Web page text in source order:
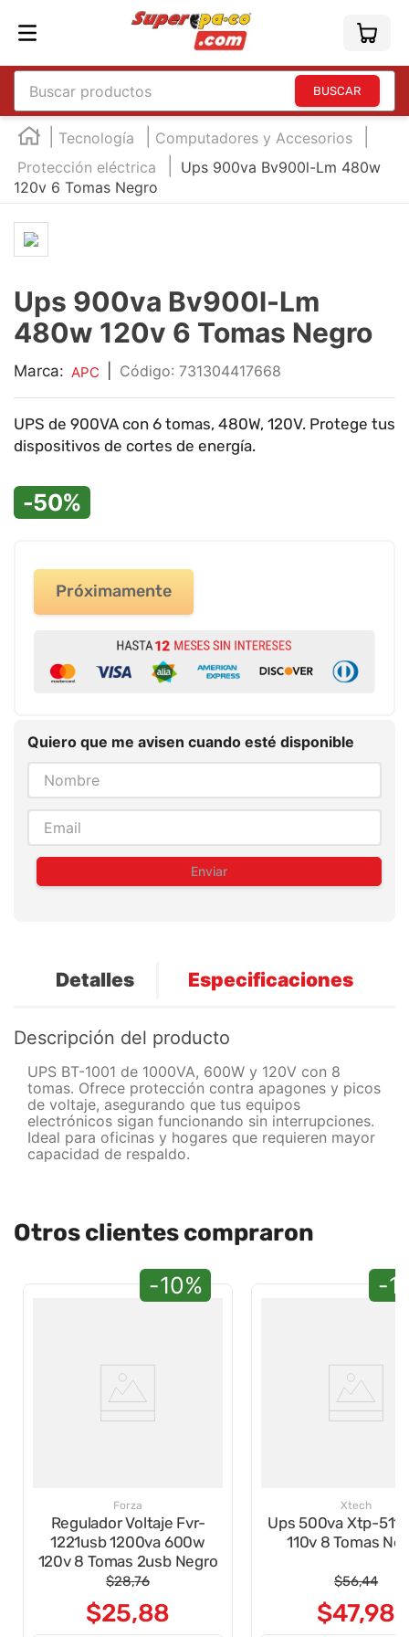
Buscar productos
Tecnología
Computadores y Accesorios
Protección eléctrica
Ups 900va Bv900l-Lm 480w
120v 6 Tomas Negro
Ups 900va Bv900l-Lm
480w 120v 6 Tomas Negro
Marca: APC : 731304417668
UPS de 900VA con 6 tomas, 480W, 120V. Protege tus
dispositivos de cortes de energía.
-50%
Próximamente
Quiero que me avisen cuando esté disponible
Enviar
Detalles Especificaciones
Descripción del producto
UPS BT-1001 de 1000VA, 600W y 120V con 8
tomas. Ofrece protección contra apagones y picos
de voltaje, asegurando que tus equipos
electrónicos sigan funcionando sin interrupciones.
Ideal para oficinas y hogares que requieren mayor
capacidad de respaldo.
Otros clientes compraron
-10%
Forza
Regulador Voltaje Fvr-
1221usb 1200va 600w
120v 8 Tomas 2usb Negro
$28,76
$25,88
-
Xtech
Ups 500va Xtp-511
110v 8 Tomas
$56,44
$47,98
TÉRMINOS MÁS BUSCADOS
england
2.
marcador e300
3.
4.
6.
marcadores
8.
teclado
10. calculadora